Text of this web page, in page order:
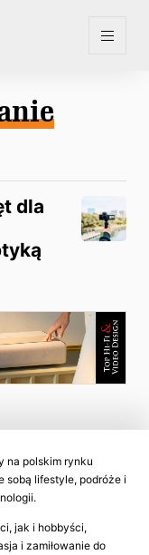
dla
na polskim rynku
sobą lifestyle, podróże i
jak i hobbyści,
i zamiłowanie do